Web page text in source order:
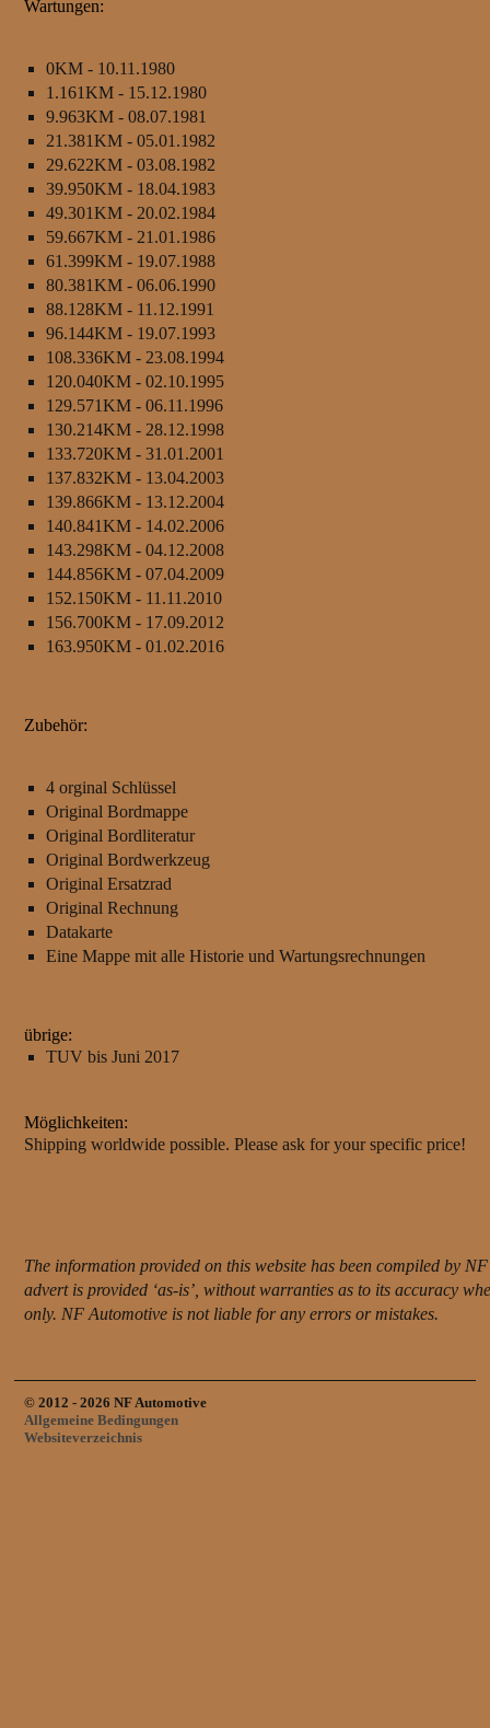
Wartungen:
0KM - 10.11.1980
1.161KM - 15.12.1980
9.963KM - 08.07.1981
21.381KM - 05.01.1982
29.622KM - 03.08.1982
39.950KM - 18.04.1983
49.301KM - 20.02.1984
59.667KM - 21.01.1986
61.399KM - 19.07.1988
80.381KM - 06.06.1990
88.128KM - 11.12.1991
96.144KM - 19.07.1993
108.336KM - 23.08.1994
120.040KM - 02.10.1995
129.571KM - 06.11.1996
130.214KM - 28.12.1998
133.720KM - 31.01.2001
137.832KM - 13.04.2003
139.866KM - 13.12.2004
140.841KM - 14.02.2006
143.298KM - 04.12.2008
144.856KM - 07.04.2009
152.150KM - 11.11.2010
156.700KM - 17.09.2012
163.950KM - 01.02.2016
Zubehör:
4 orginal Schlüssel
Original Bordmappe
Original Bordliteratur
Original Bordwerkzeug
Original Ersatzrad
Original Rechnung
Datakarte
Eine Mappe mit alle Historie und Wartungsrechnungen
übrige:
TUV bis Juni 2017
Möglichkeiten:
Shipping worldwide possible. Please ask for your specific price!
The information provided on this website has been compiled by
advert is provided ‘as-is’, without warranties as to its accuracy
only. NF Automotive is not liable for any errors or mistakes.
© 2012 - 2026 NF Automotive
Allgemeine Bedingungen
Websiteverzeichnis